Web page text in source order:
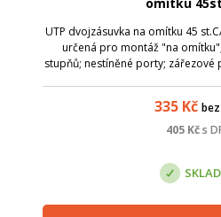
omítku
UTP dvojzásuvka na omítku 45
určená pro montáž "na
stupňů; nestíněné porty; zářezové
335Kč
405 Kčs